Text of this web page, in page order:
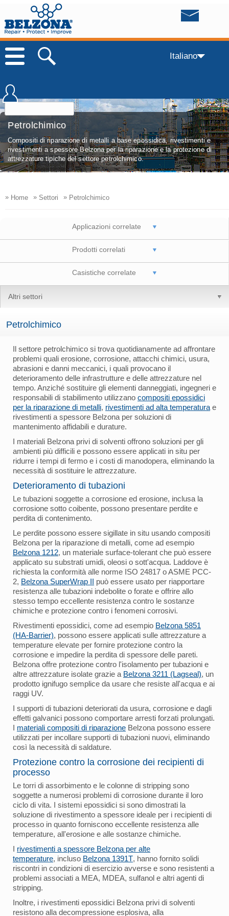
Italiano
Petrolchimico
Compositi di riparazione di metalli a base epossidica, rivestimenti e
rivestimenti a spessore Belzona per la riparazione e la protezione di
attrezzature tipiche del settore petrolchimico.
» Home » Settori » Petrolchimico
Applicazioni correlate
Prodotti correlati
Casistiche correlate
Altri settori
Petrolchimico
Il settore petrolchimico si trova quotidianamente ad affrontare
problemi quali erosione, corrosione, attacchi chimici, usura,
abrasioni e danni meccanici, i quali provocano il
deterioramento delle infrastrutture e delle attrezzature nel
tempo. Anziché sostituire gli elementi danneggiati, ingegneri e
responsabili di stabilimento utilizzano compositi epossidici
per la riparazione di metalli, rivestimenti ad alta temperatura e
rivestimenti a spessore Belzona per soluzioni di
mantenimento affidabili e durature.
I materiali Belzona privi di solventi offrono soluzioni per gli
ambienti più difficili e possono essere applicati in situ per
ridurre i tempi di fermo e i costi di manodopera, eliminando la
necessità di sostituire le attrezzature.
Deterioramento di tubazioni
Le tubazioni soggette a corrosione ed erosione, inclusa la
corrosione sotto coibente, possono presentare perdite e
perdita di contenimento.
Le perdite possono essere sigillate in situ usando compositi
Belzona per la riparazione di metalli, come ad esempio
Belzona 1212, un materiale surface-tolerant che può essere
applicato su substrati umidi, oleosi o sott'acqua. Laddove è
richiesta la conformità alle norme ISO 24817 o ASME PCC-
2, Belzona SuperWrap II può essere usato per riapportare
resistenza alle tubazioni indebolite o forate e offrire allo
stesso tempo eccellente resistenza contro le sostanze
chimiche e protezione contro i fenomeni corrosivi.
Rivestimenti epossidici, come ad esempio Belzona 5851
(HA-Barrier), possono essere applicati sulle attrezzature a
temperature elevate per fornire protezione contro la
corrosione e impedire la perdita di spessore delle pareti.
Belzona offre protezione contro l'isolamento per tubazioni e
altre attrezzature isolate grazie a Belzona 3211 (Lagseal), un
prodotto ignifugo semplice da usare che resiste all'acqua e ai
raggi UV.
I supporti di tubazioni deteriorati da usura, corrosione e dagli
effetti galvanici possono comportare arresti forzati prolungati.
I materiali compositi di riparazione Belzona possono essere
utilizzati per incollare supporti di tubazioni nuovi, eliminando
così la necessità di saldature.
Protezione contro la corrosione dei recipienti di
processo
Le torri di assorbimento e le colonne di stripping sono
soggette a numerosi problemi di corrosione durante il loro
ciclo di vita. I sistemi epossidici si sono dimostrati la
soluzione di rivestimento a spessore ideale per i recipienti di
processo in quanto forniscono eccellente resistenza alle
temperature, all'erosione e alle sostanze chimiche.
I rivestimenti a spessore Belzona per alte
temperature, incluso Belzona 1391T, hanno fornito solidi
riscontri in condizioni di esercizio avverse e sono resistenti a
problemi associati a MEA, MDEA, sulfanol e altri agenti di
stripping.
Inoltre, i rivestimenti epossidici Belzona privi di solventi
resistono alla decompressione esplosiva, alla